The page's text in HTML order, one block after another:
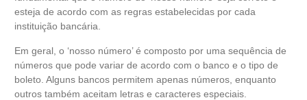
esteja de acordo com as regras estabelecidas por cada
instituição bancária.
Em geral, o ‘nosso número’ é composto por uma sequência de
números que pode variar de acordo com o banco e o tipo de
boleto. Alguns bancos permitem apenas números, enquanto
outros também aceitam letras e caracteres especiais.